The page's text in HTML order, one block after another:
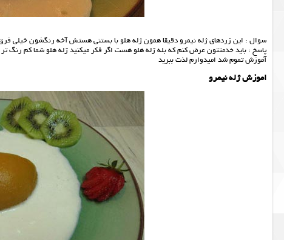
سوال : اين زردهاي ژله نيمرو دقيقا همون ژله هلو با بستني هستش آخه رنگشون خيلي
پاسخ : باید خدمتتون عرض کنم که بله ژله هلو هست اگر فکر میکنید ژله هلو شما کم رنگ تر
آموزش تموم شد امیدوارم لذت ببرید
اموزش ژله نیمرو